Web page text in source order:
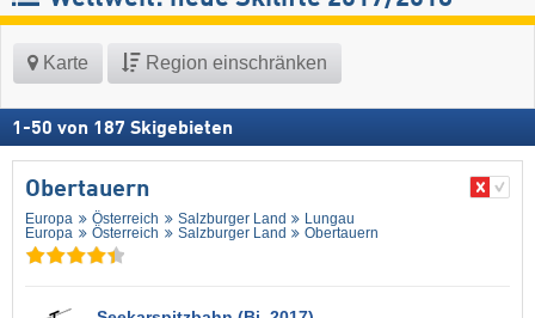
Karte Region einschränken
1 -50 von 187 Skigebieten
Obertauern
Europa Österreich Salzburger Land
Lungau
Europa
Österreich Salzburger Land Obertauern